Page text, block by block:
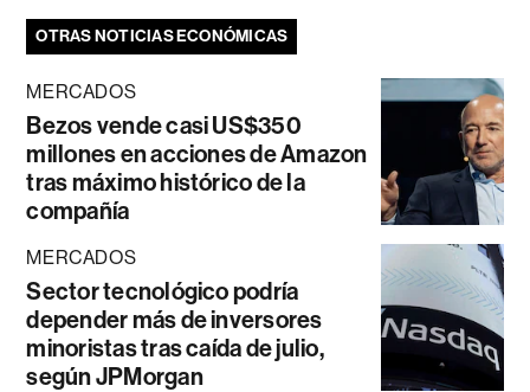
OTRAS NOTICIAS ECONÓMICAS
MERCADOS
Bezos vende casi US$350
millones en acciones de Amazon
tras máximo histórico de la
compañía
MERCADOS
Sector tecnológico podría
depender más de inversores
minoristas tras caída de julio,
según JPMorgan